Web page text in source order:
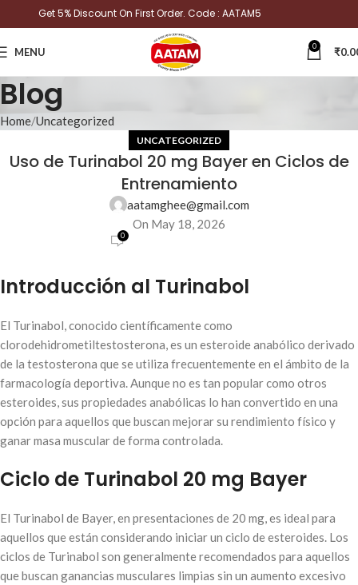
Get 5% Discount On First Order. Code : AATAM5
MENU 0 ₹
Blog
Home Uncategorized
UNCATEGORIZED
Uso de Turinabol 20 mg Bayer en Ciclos de
Entrenamiento
aatamghee@gmail.com
On May 18, 2026
0
Introducción al Turinabol
El Turinabol, conocido científicamente como
clorodehidrometiltestosterona, es un esteroide anabólico derivado
de la testosterona que se utiliza frecuentemente en el ámbito de la
farmacología deportiva. Aunque no es tan popular como otros
esteroides, sus propiedades anabólicas lo han convertido en una
opción para aquellos que buscan mejorar su rendimiento físico y
ganar masa muscular de forma controlada.
Ciclo de Turinabol 20 mg Bayer
El Turinabol de Bayer, en presentaciones de 20 mg, es ideal para
aquellos que están considerando iniciar un ciclo de esteroides. Los
ciclos de Turinabol son generalmente recomendados para aquellos
que buscan ganancias musculares limpias sin un aumento excesivo